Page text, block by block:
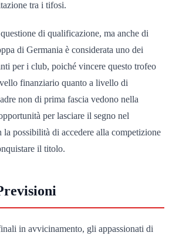
tra i tifosi.
di qualificazione, ma anche di
di Germania è considerata uno dei
per i club, poiché vincere questo trofeo
finanziario quanto a livello di
non di prima fascia vedono nella
per lasciare il segno nel
la possibilità di accedere alla competizione
il titolo.
in avvicinamento, gli appassionati di